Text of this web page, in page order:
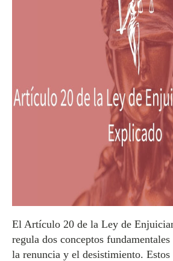
El Artículo 20 de la Ley de
regula dos conceptos
la renuncia y el desistimiento. Estos